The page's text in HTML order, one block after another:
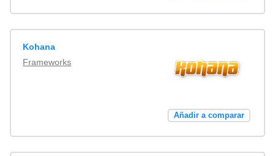
Kohana
Frameworks
Añadir a comparar